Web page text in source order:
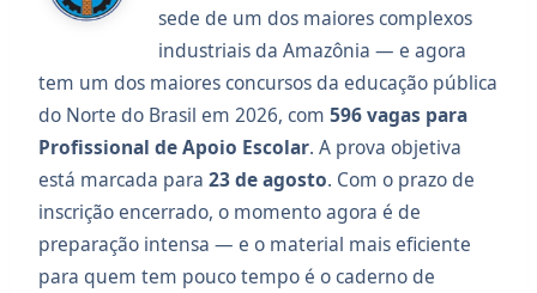
sede de um dos maiores complexos
industriais da Amazônia — e agora
tem um dos maiores concursos da educação pública
do Norte do Brasil em 2026, com 596 vagas para
Profissional de Apoio Escolar. A prova objetiva
está marcada para 23 de agosto. Com o prazo de
inscrição encerrado, o momento agora é de
preparação intensa — e o material mais eficiente
para quem tem pouco tempo é o caderno de